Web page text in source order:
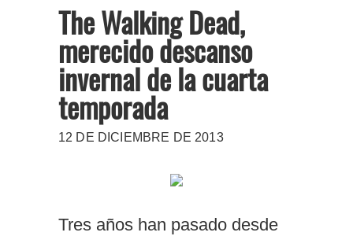
The Walking Dead,
merecido descanso
invernal de la cuarta
temporada
12 DE DICIEMBRE DE 2013
Tres años han pasado desde